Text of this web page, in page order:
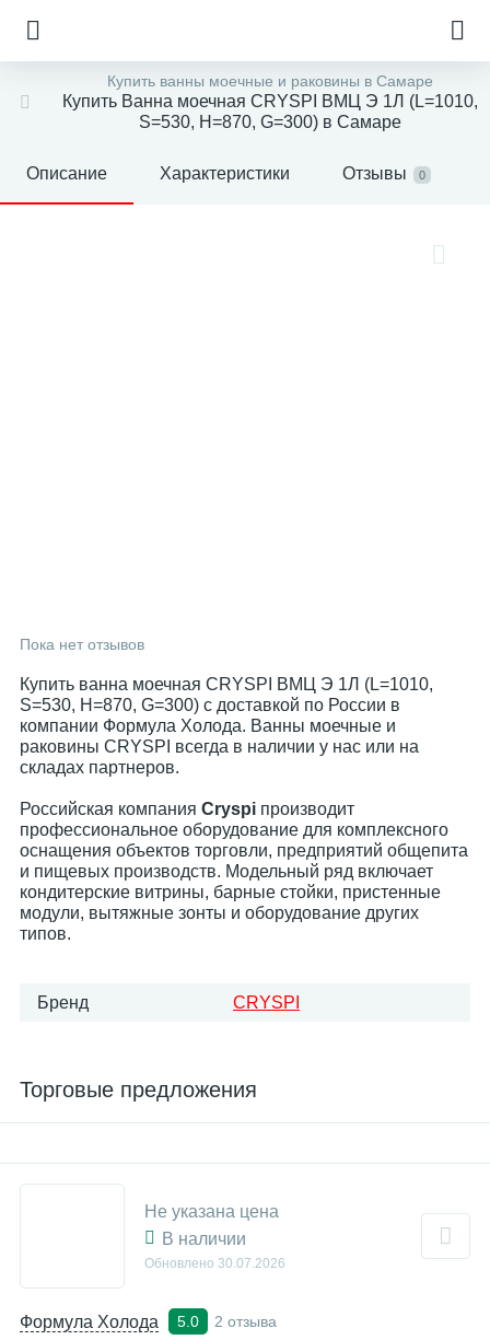
Купить ванны моечные и раковины в Самаре
Купить Ванна моечная CRYSPI ВМЦ Э 1Л (L=1010,
S=530, H=870, G=300) в Самаре
Описание Характеристики Отзывы 0
Пока нет отзывов
Купить ванна моечная CRYSPI ВМЦ Э 1Л (L=1010,
S=530, H=870, G=300) с доставкой по России в
компании Формула Холода. Ванны моечные и
раковины CRYSPI всегда в наличии у нас или на
складах партнеров.
Российская компания Cryspi производит
профессиональное оборудование для комплексного
оснащения объектов торговли, предприятий общепита
и пищевых производств. Модельный ряд включает
кондитерские витрины, барные стойки, пристенные
модули, вытяжные зонты и оборудование других
типов.
Бренд CRYSPI
Торговые предложения
Формула Холода 5.0
2 отзыва
Не указана цена
В наличии
Обновлено 30.07.2026